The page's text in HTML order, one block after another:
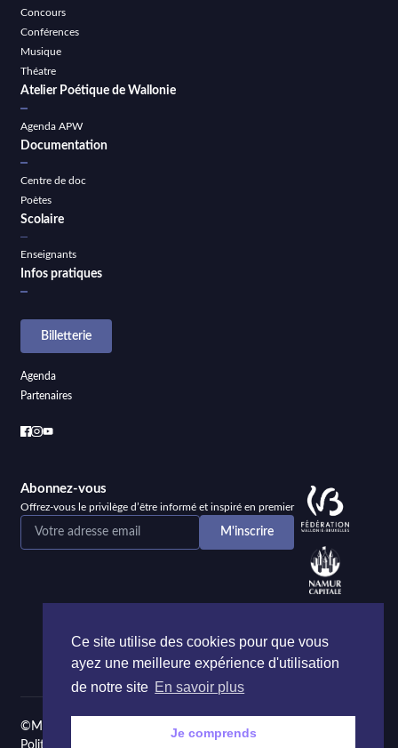
Concours
Conférences
Musique
Théatre
Atelier Poétique de Wallonie
Agenda APW
Documentation
Centre de doc
Poètes
Scolaire
Enseignants
Infos pratiques
Billetterie
Agenda
Partenaires
Abonnez-vous
Offrez-vous le privilège d’être informé et inspiré en premier
©Maison de la Poésie et de la Langue française Namur
Ce site utilise des cookies pour que vous
ayez une meilleure expérience d'utilisation
de notre site En savoir plus
Je comprends